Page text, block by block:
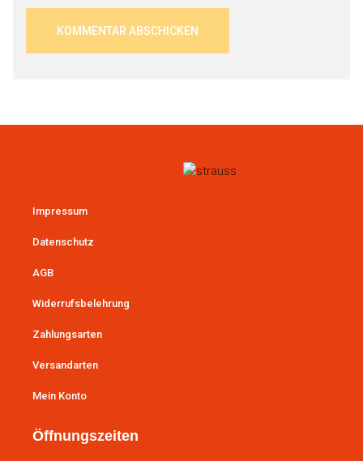
Öffnungszeiten
Impressum
Datenschutz
AGB
Widerrufsbelehrung
Zahlungsarten
Versandarten
Mein Konto